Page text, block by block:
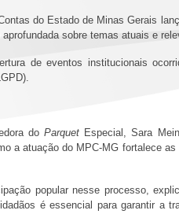
do Estado de Minas Gerais
sobre temas atuais e
de eventos institucionais
doParquet Especial, Sara
a atuação do MPC-MG fortalece
popular nesse processo,
é essencial para garantir a